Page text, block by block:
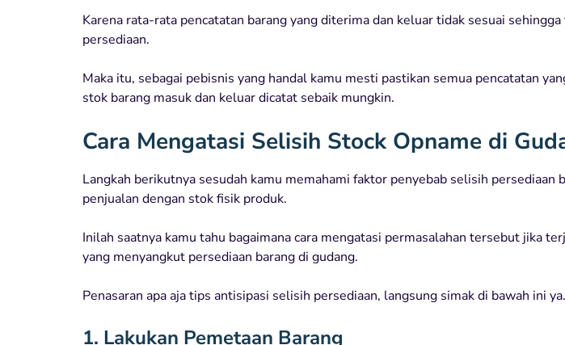
Karena rata-rata pencatatan barang yang diterima dan keluar tidak sesuai
persediaan.
Maka itu, sebagai pebisnis yang handal kamu mesti pastikan semua pencatatan
stok barang masuk dan keluar dicatat sebaik mungkin.
Cara Mengatasi Selisih Stock Opname di
Langkah berikutnya sesudah kamu memahami faktor penyebab selisih persediaan
penjualan dengan stok fisik produk.
Inilah saatnya kamu tahu bagaimana cara mengatasi permasalahan tersebut jika
yang menyangkut persediaan barang di gudang.
Penasaran apa aja tips antisipasi selisih persediaan, langsung simak di bawah ini ya.
1. Lakukan Pemetaan Barang